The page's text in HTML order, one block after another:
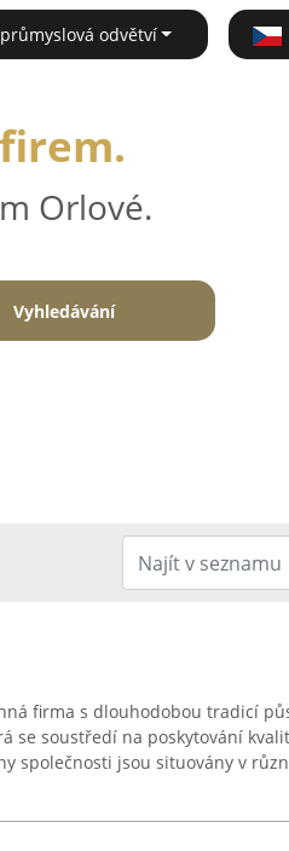
odvětví
Orlové.
Vyhledávání
firma s dlouhodobou tradicí
se soustředí na poskytování
společnosti jsou situovány v